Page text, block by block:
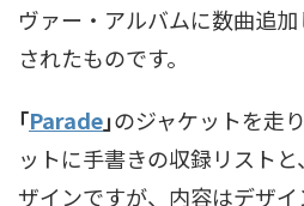
ヴァー・アルバムに数曲追
されたものです。
｢Parade｣のジャケットを走
ットに手書きの収録リスト
ザインですが、内容はデザ